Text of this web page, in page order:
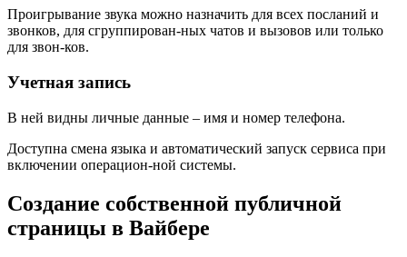
Проигрывание звука можно назначить для всех посланий и
звонков, для сгруппирован-ных чатов и вызовов или только
для звон-ков.
Учетная запись
В ней видны личные данные – имя и номер телефона.
Доступна смена языка и автоматический запуск сервиса при
включении операцион-ной системы.
Создание собственной публичной
страницы в Вайбере